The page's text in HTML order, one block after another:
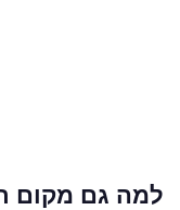
למה גם מקום